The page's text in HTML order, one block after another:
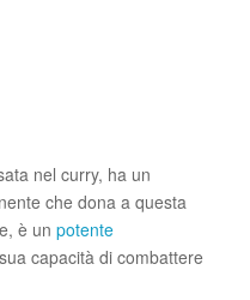
nel curry, ha un
che dona a questa
è un potente
capacità di combattere